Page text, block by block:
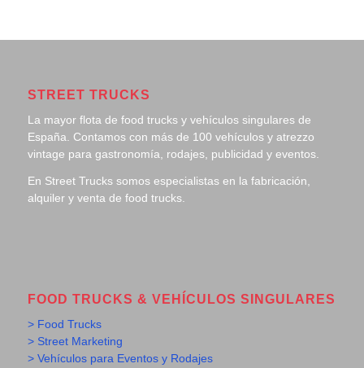
STREET TRUCKS
La mayor flota de food trucks y vehículos singulares de
España. Contamos con más de 100 vehículos y atrezzo
vintage para gastronomía, rodajes, publicidad y eventos.
En Street Trucks somos especialistas en la fabricación,
alquiler y venta de food trucks.
FOOD TRUCKS & VEHÍCULOS SINGULARES
> Food Trucks
> Street Marketing
> Vehículos para Eventos y Rodajes